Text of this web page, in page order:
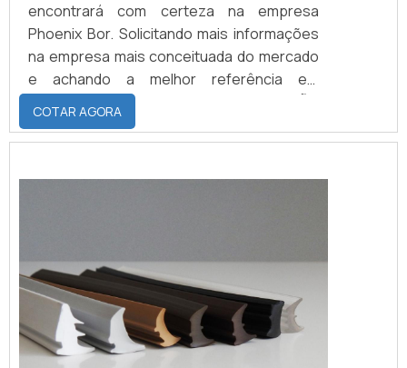
encontrará com certeza na empresa
Phoenix Bor. Solicitando mais informações
na empresa mais conceituada do mercado
e achando a melhor referência em
qualidade.DETALHES SOBRE VEDAÇÃO
TIPO CHEVRONQuem precisa de vedação
tipo chevron em uma empresa altamente
COTAR AGORA